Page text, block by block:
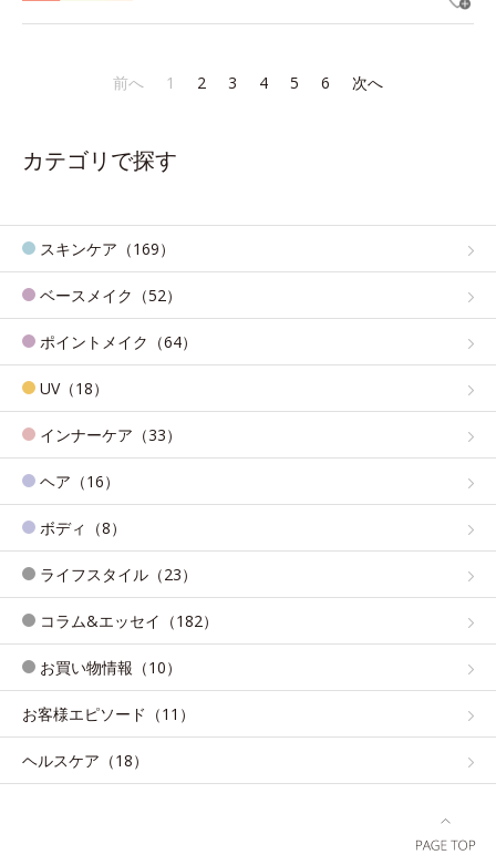
前へ 1 2 3 4 5 6 次へ
カテゴリで探す
スキンケア（169）
ベースメイク（52）
ポイントメイク（64）
UV（18）
インナーケア（33）
ヘア（16）
ボディ（8）
ライフスタイル（23）
コラム&エッセイ（182）
お買い物情報（10）
お客様エピソード（11）
ヘルスケア（18）